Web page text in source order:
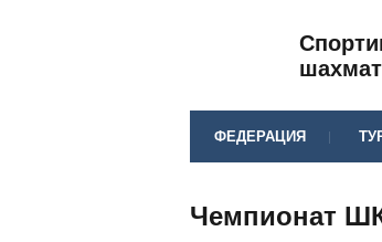
ФЕДЕРАЦИЯ
Чемпионат